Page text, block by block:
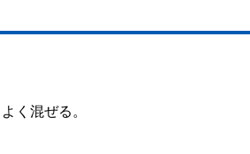
く混ぜる。